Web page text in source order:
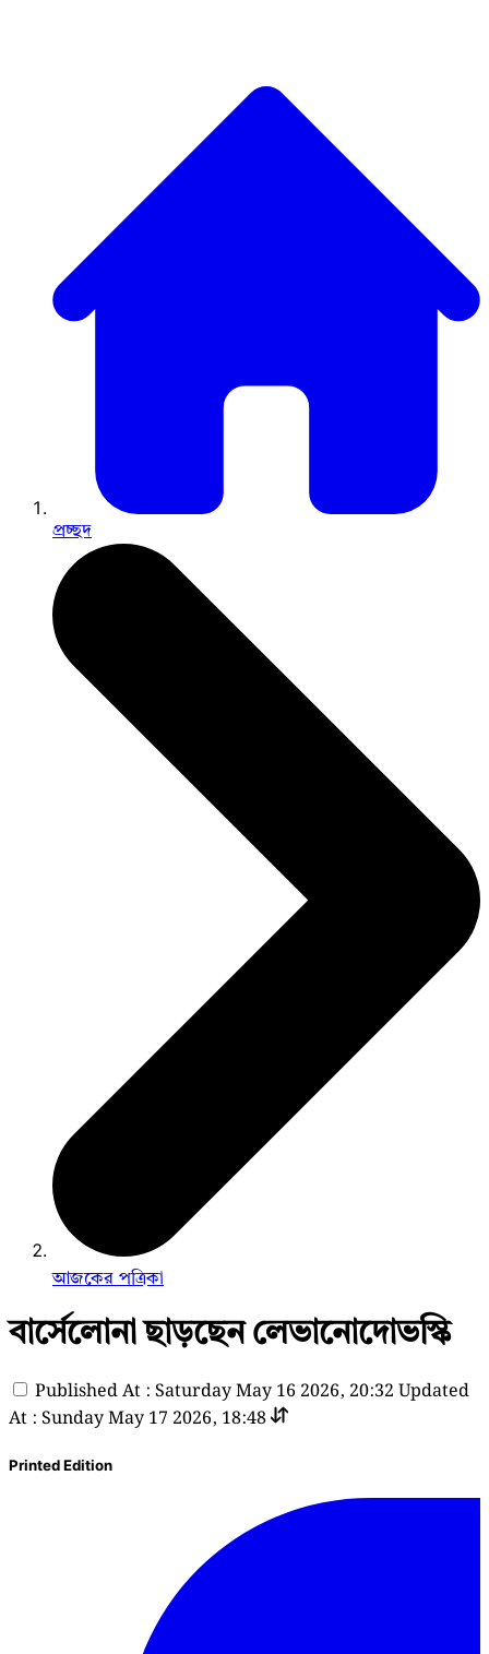
প্রচ্ছদ
আজকের পত্রিকা
বার্সেলোনা ছাড়ছেন লেভানোদোভস্কি
Published At : Saturday May 16 2026, 20:32 Updated
At : Sunday May 17 2026, 18:48
Printed Edition